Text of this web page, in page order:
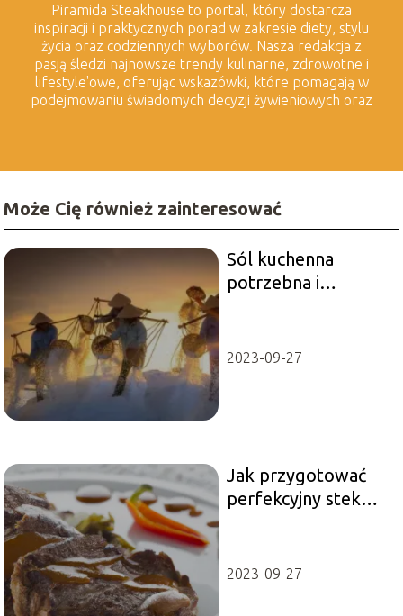
Piramida Steakhouse to portal, który dostarcza
inspiracji i praktycznych porad w zakresie diety, stylu
życia oraz codziennych wyborów. Nasza redakcja z
pasją śledzi najnowsze trendy kulinarne, zdrowotne i
lifestyle'owe, oferując wskazówki, które pomagają w
podejmowaniu świadomych decyzji żywieniowych oraz
Może Cię również zainteresować
Sól kuchenna
potrzebna i
2023-09-27
Jak przygotować
perfekcyjny stek
2023-09-27